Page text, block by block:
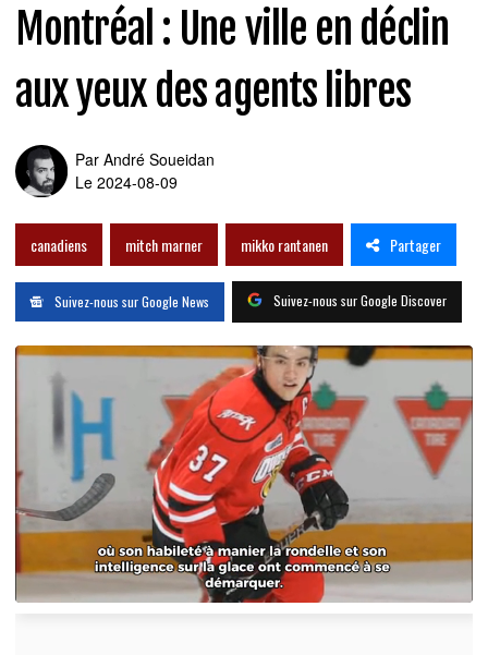
Montréal : Une ville en déclin
aux yeux des agents libres
Par André Soueidan
Le 2024-08-09
canadiens mitch marner mikko rantanen Partager
Suivez-nous sur Google News Suivez-nous sur Google Discover